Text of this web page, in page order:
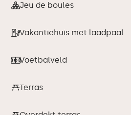
Jeu de boules
Vakantiehuis met laadpaal
Voetbalveld
Terras